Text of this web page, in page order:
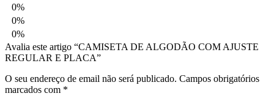
0%
0%
0%
Avalia este artigo “CAMISETA DE ALGODÃO COM AJUSTE
REGULAR E PLACA”
O seu endereço de email não será publicado. Campos obrigatórios
marcados com *